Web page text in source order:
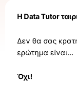
Η Data Tutor
Δεν θα σας
ερώτημα είναι…
Όχι!